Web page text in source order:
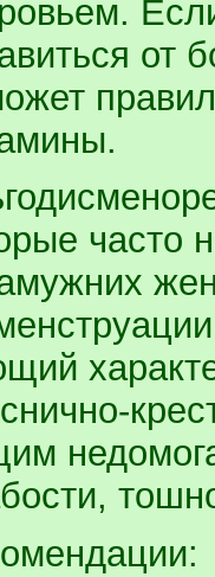
от
часто